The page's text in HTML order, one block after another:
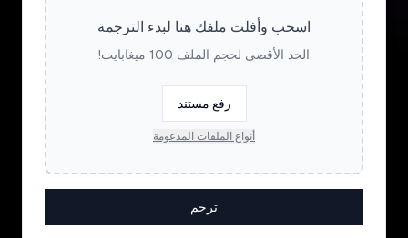
اسحب وأفلت ملفك هنا لبدء الترجمة
الحد الأقصى لحجم الملف 100 ميغابايت!
رفع مستند
أنواع الملفات المدعومة
ترجم